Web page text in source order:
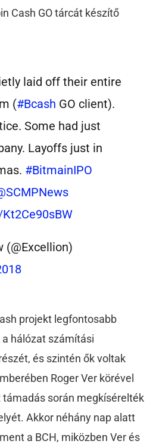
Cash GO tárcát készítő
laid off their entire
(#Bcash GO client).
Some had just
Layoffs just in
#BitmainIPO
(@Excellion)
projekt legfontosabb
hálózat számítási
és szintén ők voltak
Roger Ver körével
során megkísérelték
Akkor néhány nap alatt
a BCH, miközben Ver és